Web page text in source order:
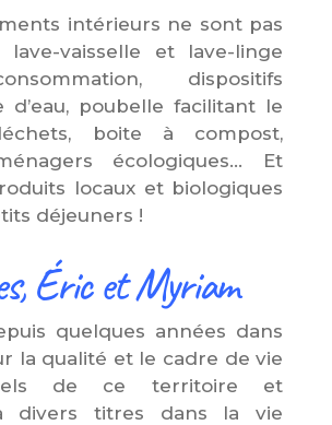
intérieurs ne sont pas
vaisselle et lave-linge
dispositifs
d’eau, poubelle facilitant le
boite à compost,
écologiques… Et
locaux et biologiques
déjeuners !
Éric et Myriam
quelques années dans
la qualité et le cadre de vie
de ce territoire et
divers titres dans la vie